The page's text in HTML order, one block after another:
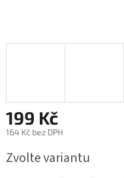
199 Kč
164 Kč bez DPH
cena:
Zvolte variantu